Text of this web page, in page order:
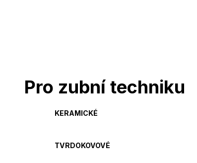
Pro zubní techniku
KERAMICKÉ
TVRDOKOVOVÉ